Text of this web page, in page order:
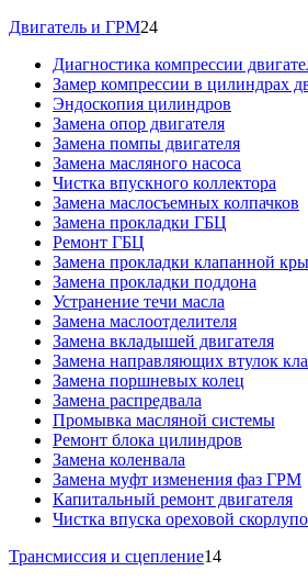
Двигатель и ГРМ24
Диагностика компрессии
Замер компрессии в цилиндрах
Эндоскопия цилиндров
Замена опор двигателя
Замена помпы двигателя
Замена масляного насоса
Чистка впускного коллектора
Замена маслосъемных колпачков
Замена прокладки ГБЦ
Ремонт ГБЦ
Замена прокладки клапанной
Замена прокладки поддона
Устранение течи масла
Замена маслоотделителя
Замена вкладышей двигателя
Замена направляющих втулок
Замена поршневых колец
Замена распредвала
Промывка масляной системы
Ремонт блока цилиндров
Замена коленвала
Замена муфт изменения фаз ГРМ
Капитальный ремонт двигателя
Чистка впуска ореховой
Трансмиссия и сцепление14